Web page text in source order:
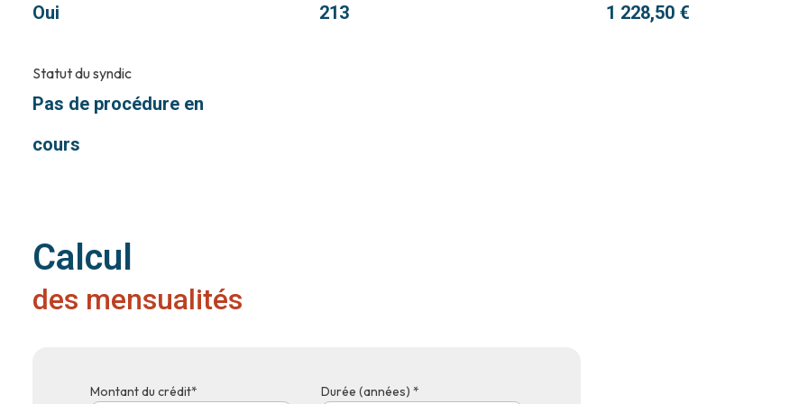
Oui 213 1 228,50 €
Statut du syndic
Pas de procédure en
cours
Calcul
des mensualités
Montant du crédit* Durée (années) *